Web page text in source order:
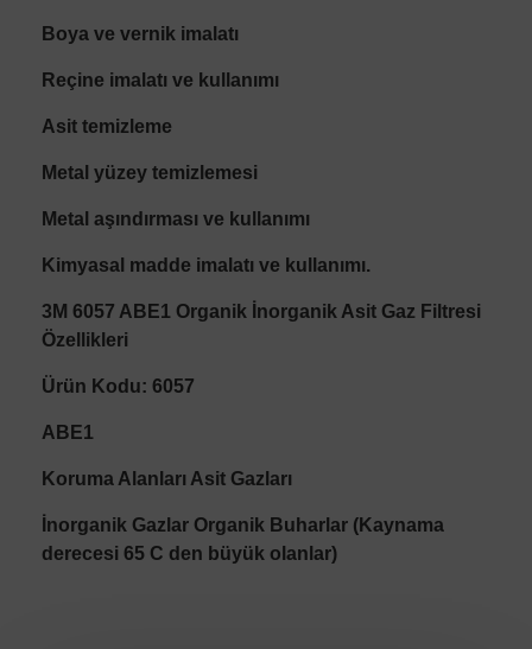
Boya ve vernik imalatı
Reçine imalatı ve kullanımı
Asit temizleme
Metal yüzey temizlemesi
Metal aşındırması ve kullanımı
Kimyasal madde imalatı ve kullanımı.
3M 6057 ABE1 Organik İnorganik Asit Gaz Filtresi
Özellikleri
Ürün Kodu: 6057
ABE1
Koruma Alanları Asit Gazları
İnorganik Gazlar Organik Buharlar (Kaynama
derecesi 65 C den büyük olanlar)